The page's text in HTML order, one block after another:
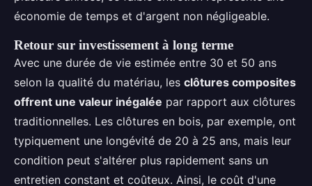
économie de temps et d'argent non négligeable.
Retour sur investissement à long terme
Avec une durée de vie estimée entre 30 et 50 ans
selon la qualité du matériau, les clôtures composites
offrent une valeur inégalée par rapport aux clôtures
traditionnelles. Les clôtures en bois, par exemple, ont
typiquement une longévité de 20 à 25 ans, mais leur
condition peut s'altérer plus rapidement sans un
entretien constant et coûteux. Ainsi, le coût d'une